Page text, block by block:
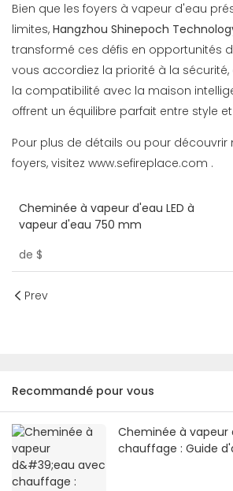
Bien que les foyers à vapeur d'eau
limites, Hangzhou Shinepoch
transformé ces défis en opportunités
vous accordiez la priorité à la sécurité,
la compatibilité avec la maison
offrent un équilibre parfait entre style
Pour plus de détails ou pour
foyers, visitez www.sefireplace.com .
Cheminée à vapeur d'eau LED à
vapeur d'eau 750 mm
de $
Prev
Recommandé pour vous
Cheminée à vapeur
chauffage : Guide